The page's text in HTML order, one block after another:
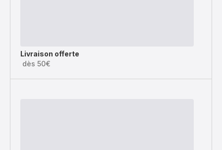
Livraison offerte
dès 50€